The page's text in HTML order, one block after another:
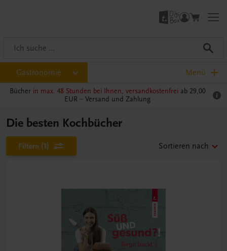
Gastronomie Menü
Bücher in max. 48 Stunden bei Ihnen, versandkostenfrei ab 29,00
EUR – Versand und Zahlung
Die besten Kochbücher
Filtern (1) Sortieren nach